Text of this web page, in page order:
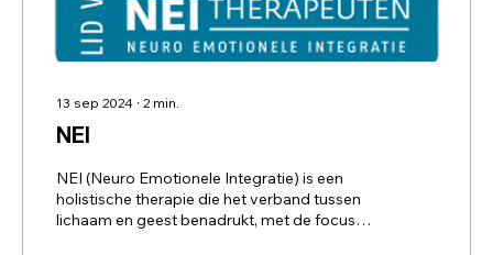
13 sep 2024 ∙ 2 min.
NEI
NEI (Neuro Emotionele Integratie) is een
holistische therapie die het verband tussen
lichaam en geest benadrukt, met de focus